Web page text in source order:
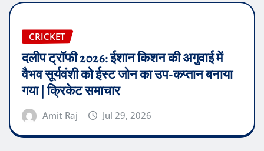
CRICKET
दलीप ट्रॉफी 2026: ईशान किशन की अगुवाई में
वैभव सूर्यवंशी को ईस्ट जोन का उप-कप्तान बनाया
गया | क्रिकेट समाचार
Amit Raj Jul 29, 2026